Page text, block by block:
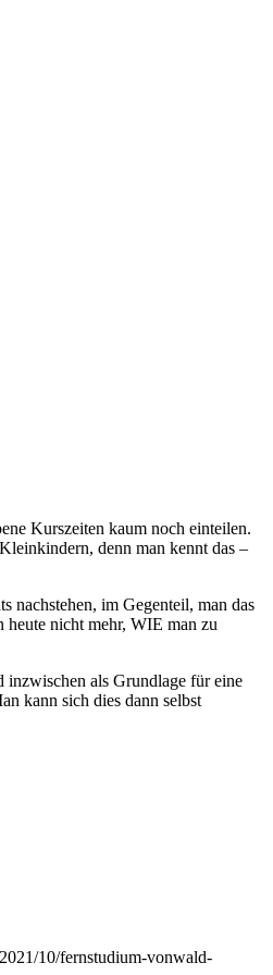
Kurszeiten kaum noch einteilen.
denn man kennt das –
nachstehen, im Gegenteil, man das
heute nicht mehr, WIE man zu
inzwischen als Grundlage für eine
kann sich dies dann selbst
10/fernstudium-vonwald-